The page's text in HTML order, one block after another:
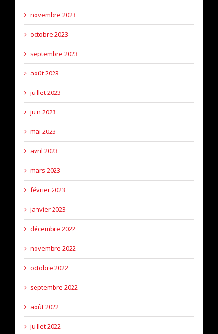
novembre 2023
octobre 2023
septembre 2023
août 2023
juillet 2023
juin 2023
mai 2023
avril 2023
mars 2023
février 2023
janvier 2023
décembre 2022
novembre 2022
octobre 2022
septembre 2022
août 2022
juillet 2022